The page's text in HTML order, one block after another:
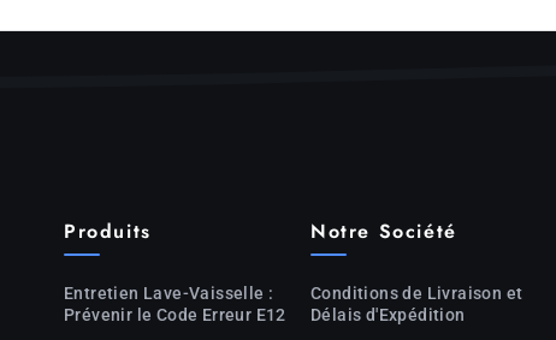
Produits
Entretien Lave-Vaisselle :
Prévenir le Code Erreur E12
Notre Société
Conditions de Livraison et
Délais d'Expédition